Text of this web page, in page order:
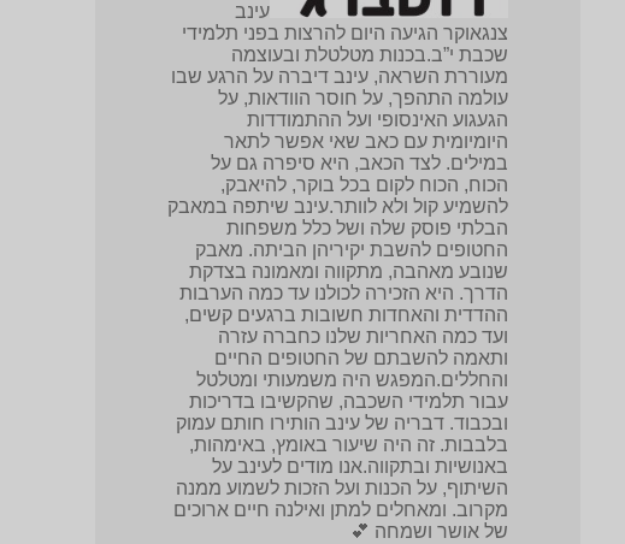
עינב
צנגאוקר הגיעה היום להרצות בפני תלמידי
שכבת י”ב.בכנות מטלטלת ובעוצמה
מעוררת השראה, עינב דיברה על הרגע שבו
עולמה התהפך, על חוסר הוודאות, על
הגעגוע האינסופי ועל ההתמודדות
היומיומית עם כאב שאי אפשר לתאר
במילים. לצד הכאב, היא סיפרה גם על
הכוח, הכוח לקום בכל בוקר, להיאבק,
להשמיע קול ולא לוותר.עינב שיתפה במאבק
הבלתי פוסק שלה ושל כלל משפחות
החטופים להשבת יקיריהן הביתה. מאבק
שנובע מאהבה, מתקווה ומאמונה בצדקת
הדרך. היא הזכירה לכולנו עד כמה הערבות
ההדדית והאחדות חשובות ברגעים קשים,
ועד כמה האחריות שלנו כחברה עזרה
ותאמה להשבתם של החטופים החיים
והחללים.המפגש היה משמעותי ומטלטל
עבור תלמידי השכבה, שהקשיבו בדריכות
ובכבוד. דבריה של עינב הותירו חותם עמוק
בלבבות. זה היה שיעור באומץ, באימהות,
באנושיות ובתקווה.אנו מודים לעינב על
השיתוף, על הכנות ועל הזכות לשמוע ממנה
מקרוב. ומאחלים למתן ואילנה חיים ארוכים
של אושר ושמחה 💕